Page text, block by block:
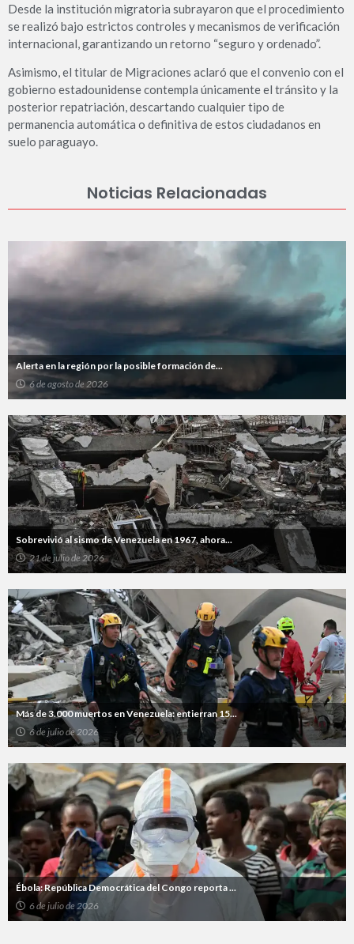
Desde la institución migratoria subrayaron que el procedimiento
se realizó bajo estrictos controles y mecanismos de verificación
internacional, garantizando un retorno “seguro y ordenado”.
Asimismo, el titular de Migraciones aclaró que el convenio con el
gobierno estadounidense contempla únicamente el tránsito y la
posterior repatriación, descartando cualquier tipo de
permanencia automática o definitiva de estos ciudadanos en
suelo paraguayo.
Noticias Relacionadas
Alerta en la región por la posible formación de...
6 de agosto de 2026
Sobrevivió al sismo de Venezuela en 1967, ahora...
21 de julio de 2026
Más de 3.000 muertos en Venezuela: entierran 15...
6 de julio de 2026
Ébola: República Democrática del Congo reporta ...
6 de julio de 2026